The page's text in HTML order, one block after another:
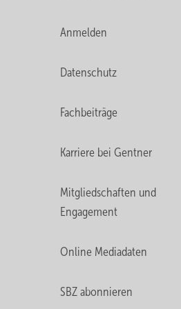
Anmelden
Datenschutz
Fachbeiträge
Karriere bei Gentner
Mitgliedschaften und
Engagement
Online Mediadaten
SBZ abonnieren